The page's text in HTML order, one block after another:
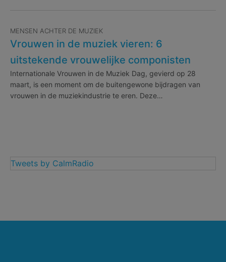
MENSEN ACHTER DE MUZIEK
Vrouwen in de muziek vieren: 6
uitstekende vrouwelijke componisten
Internationale Vrouwen in de Muziek Dag, gevierd op 28
maart, is een moment om de buitengewone bijdragen van
vrouwen in de muziekindustrie te eren. Deze…
Tweets by CalmRadio